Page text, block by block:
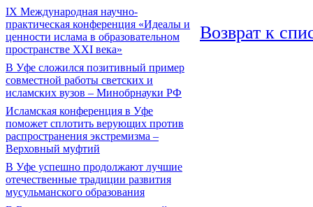
IX Международная научно-
практическая конференция «Идеалы и
ценности ислама в образовательном
пространстве XXI века»
В Уфе сложился позитивный пример
совместной работы светских и
исламских вузов – Минобрнауки РФ
Исламская конференция в Уфе
поможет сплотить верующих против
распространения экстремизма –
Верховный муфтий
В Уфе успешно продолжают лучшие
отечественные традиции развития
мусульманского образования
Возврат к